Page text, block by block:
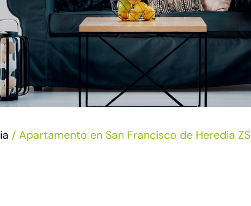
/ Apartamento en San Francisco de Heredia